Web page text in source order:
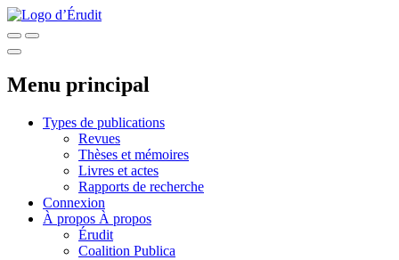
Menu principal
Types de publications
Revues
Thèses et mémoires
Livres et actes
Rapports de recherche
Connexion
À propos À propos
Érudit
Coalition Publica